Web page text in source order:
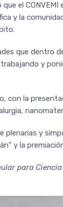
el
y la
que dentro
y
con la
plenarias y
y la
para